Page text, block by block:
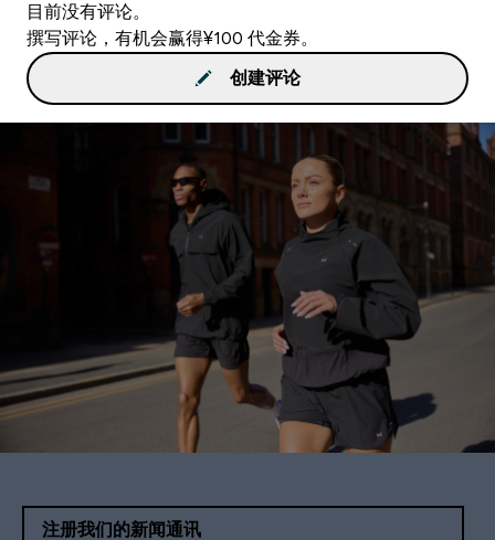
目前没有评论。
撰写评论，有机会赢得¥100 代金券。
创建评论
注册我们的新闻通讯